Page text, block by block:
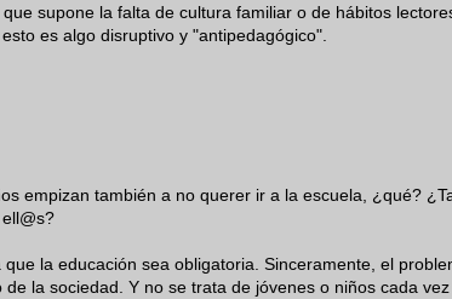
supone la falta de cultura familiar o de hábitos
es algo disruptivo y "antipedagógico".
empizan también a no querer ir a la escuela, ¿qué?
la educación sea obligatoria. Sinceramente, el
la sociedad. Y no se trata de jóvenes o niños cada